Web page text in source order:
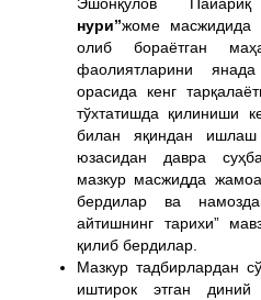
нури”жоме масжидида
олиб бораётган
фаолиятларини
орасида кенг
тўхтатишда қилиниши
билан яқиндан
юзасидан давра
мазкур масжидда
бердилар ва
айтишнинг тарихи”
қилиб бердилар.
Мазкур тадбирлардан
иштирок этган